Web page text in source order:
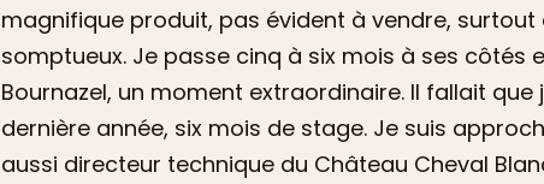
magnifique produit, pas évident à vendre,
somptueux. Je passe cinq à six mois à ses côtés
Bournazel, un moment extraordinaire. Il fallait
dernière année, six mois de stage. Je suis
aussi directeur technique du Château Cheval